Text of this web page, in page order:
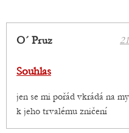
O´ Pruz
Souhlas
jen se mi pořád vkrádá na
k jeho trvalému zničení